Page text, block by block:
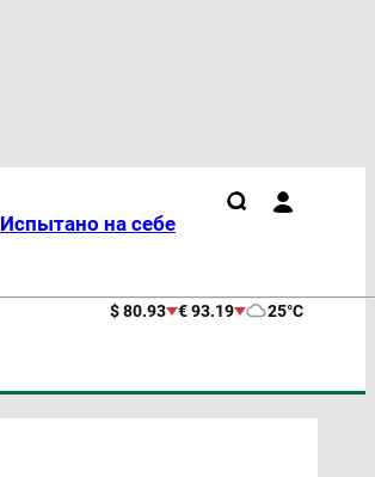
Испытано на себе
$ 80.93 € 93.19 25°C